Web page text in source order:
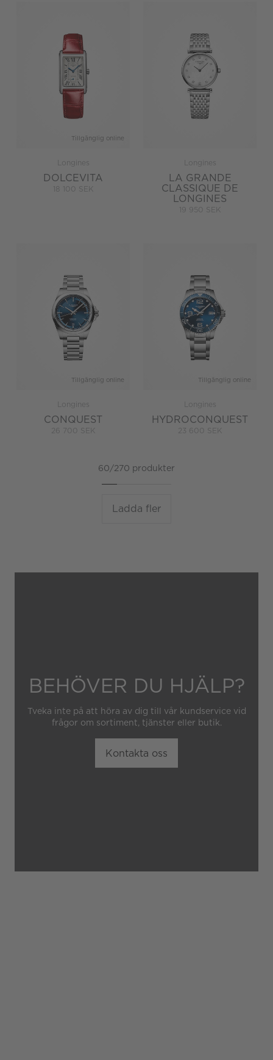
Tillgänglig online
Longines
DOLCEVITA
18 100 SEK
Longines
LA GRANDE
CLASSIQUE DE
LONGINES
19 950 SEK
Tillgänglig online
Longines
CONQUEST
26 700 SEK
Tillgänglig online
Longines
HYDROCONQUEST
23 600 SEK
60/270 produkter
Ladda fler
BEHÖVER DU HJÄLP?
Tveka inte på att höra av dig till vår kundservice vid
frågor om sortiment, tjänster eller butik.
Kontakta oss